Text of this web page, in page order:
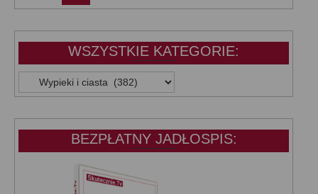
WSZYSTKIE KATEGORIE:
WSZYSTKIE
KATEGORIE:
BEZPŁATNY JADŁOSPIS: